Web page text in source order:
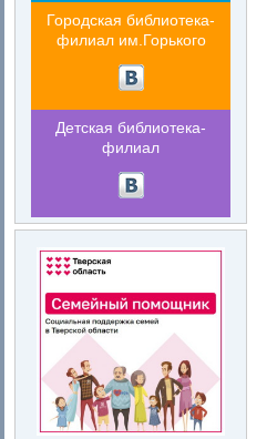
Городская библиотека-
филиал им.Горького
Детская библиотека-
филиал